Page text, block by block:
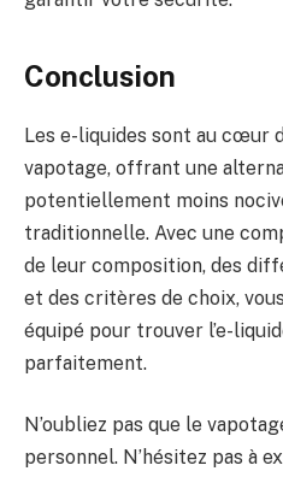
Conclusion
Les e-liquides sont au cœur
vapotage, offrant une
potentiellement moins
traditionnelle. Avec une
de leur composition, des
et des critères de choix,
équipé pour trouver l’e-
parfaitement.
N’oubliez pas que le
personnel. N’hésitez pas à